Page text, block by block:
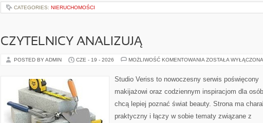
CATEGORIES: NIERUCHOMOŚCI
CZYTELNICY ANALIZUJĄ
POSTED BY ADMIN CZE - 19 - 2026 MOŻLIWOŚĆ KOMENTOWANIA CZYTELNICY
ZOSTAŁA WYŁĄCZONA
Studio Veriss to nowoczesny serwis poświęcony
makijażowi oraz codziennym inspiracjom dla
chcą lepiej poznać świat beauty. Strona ma
praktyczny i łączy w sobie tematy związane z